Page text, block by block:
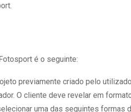
é o seguinte:
previamente criado pelo
O cliente deve revelar em
uma das seguintes formas